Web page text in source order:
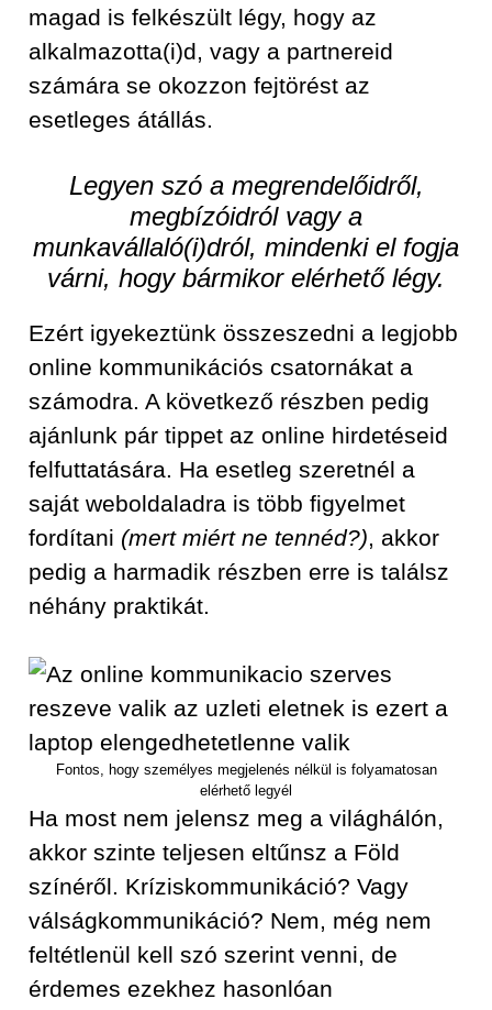
magad is felkészült légy, hogy az
alkalmazotta(i)d, vagy a partnereid
számára se okozzon fejtörést az
esetleges átállás.
Legyen szó a megrendelőidről,
megbízóidról vagy a
munkavállaló(i)dról, mindenki el fogja
várni, hogy bármikor elérhető légy.
Ezért igyekeztünk összeszedni a legjobb
online kommunikációs csatornákat a
számodra. A következő részben pedig
ajánlunk pár tippet az online hirdetéseid
felfuttatására. Ha esetleg szeretnél a
saját weboldaladra is több figyelmet
fordítani (mert miért ne tennéd?), akkor
pedig a harmadik részben erre is találsz
néhány praktikát.
Fontos, hogy személyes megjelenés nélkül is folyamatosan
elérhető legyél
Ha most nem jelensz meg a világhálón,
akkor szinte teljesen eltűnsz a Föld
színéről. Kríziskommunikáció? Vagy
válságkommunikáció? Nem, még nem
feltétlenül kell szó szerint venni, de
érdemes ezekhez hasonlóan